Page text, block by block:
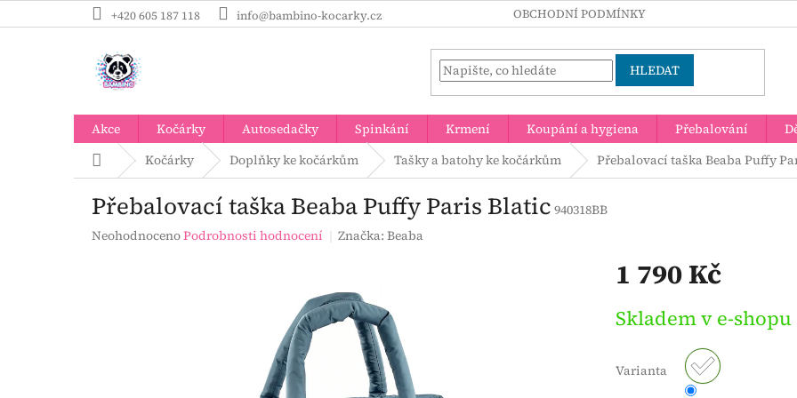
na
+420 605 187 118 info@bambino-kocarky.cz OBCHODNÍ PODMÍNKY
HLEDAT
Akce Kočárky Autosedačky Spinkání Krmení Koupání a hygiena Přebalování
Domů Kočárky Doplňky ke kočárkům Tašky a batohy ke kočárkům Přebalovací taška Beaba Puffy
Přebalovací taška Beaba Puffy Paris Blatic 940318BB
Průměrné
NeohodnocenoPodrobnosti hodnocení Značka:Beaba
1 790 Kč
cena:
Skladem v e-shopu
Varianta